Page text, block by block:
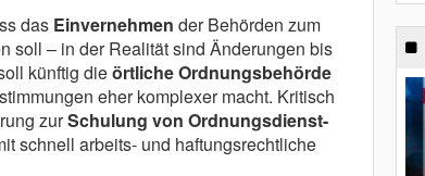
das Einvernehmen der Behörden zum
soll – in der Realität sind Änderungen bis
künftig dieörtliche Ordnungsbehörde
eher komplexer macht. Kritisch
zurSchulung von Ordnungsdienst-
schnell arbeits- und haftungsrechtliche